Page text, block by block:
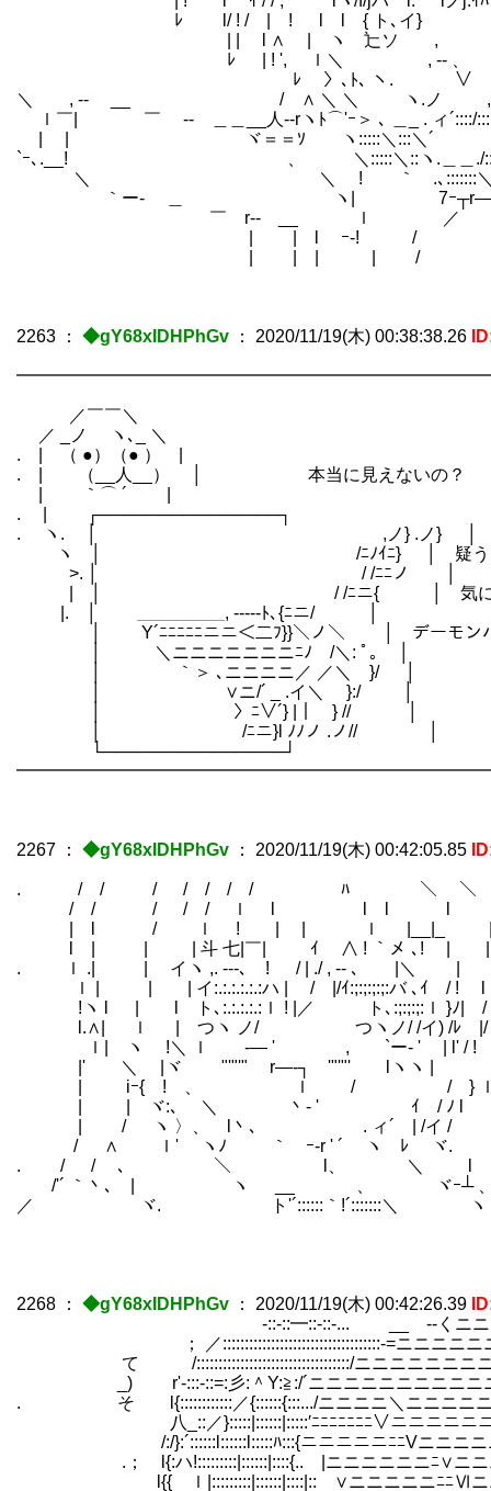
ﾚ l/ ! / | ! l l { ト､イ} ト､イ}
| | l ∧ | ヽ 辷ソ , 辷ソ
ﾚ | ! ', ｌ＼ ゝ , -- 、
ﾚ 〉､ﾄ､ ヽ. ∨ ; /
＼ , -- __ / ∧ ＼ ＼ ヽ.ノ ,∠, - }
ｌ￣| ￣ ‐- ＿＿__人-‐rヽﾄ⌒'ｰ＞ ､ ＿_ . ィ´::::/
| | ヾ＝＝ｿ ヽ:::::＼:::＼´
`ｰ､.__! 、 ＼:::::＼::ヽ.＿＿./
＼ ＼ ! ｀ .､:::::::＼
｀ー- ＿ ヽ| 7ｰ
￣ r‐- __ ｌ ／
| | l ｰ-! /
| | | |
2263 ： ◆gY68xIDHPhGv ： 2020/11/19(木) 00:38:38.26
／￣￣＼
／ _ノ ヽ､_ ＼
. | （ ●）（● ） |
. | （__人__） │ 本当に見えないの？
| ｀⌒ ´ |
. | ┌───────────────┐
. ヽ. │ ,ノ} .ノ} │
ヽ │ /ﾆﾉｲﾆ} │ 疑うなら鏡で
>. │ / /ﾆﾆノ │
| │ / /ﾆニ{ │ 気にならなくなる
|. │ ＿＿＿＿＿, -----ﾄ､{ﾆニ/ │
│ Y´ﾆﾆﾆﾆﾆニニ＜二ﾌ}}＼ノ＼ │ デーモンパワ
│ ＼ニニニニニニニﾆﾉ /＼: ﾟ｡ │
│ ｀＞ ､ニニニニ／ ／＼ }/ │
│ ∨ニ/´ _ .イ＼ }:/ │
│ 〉ﾆ∨´} |｜ } // │
│ /ﾆニ}l ﾉﾉノ .ノ// │
└───────────────┘
2267 ： ◆gY68xIDHPhGv ： 2020/11/19(木) 00:42:05.85
. / / / / / / / ﾊ ＼ ＼
/ / / / / ｌ l l l l ヽ
| l / ｌ ! | | ｌ |__|_
l | | | 斗 七|￣| ｲ ∧ ! ｀メ ､! |
. ｌ .| | イヽ ,. -‐-､ ! / | ./ , ‐- ､ |＼ |
ｌ | | | イ:.:.:.:.:.:ハ | / |/ｲ:;:;:;:;:バ ､ｲ / !
!ヽ l | l ト､:.:.:.:.:ｌ ! |／ ト､:;:;:;:ｌ }ﾉ| /
l.∧| ｌ | つヽ ノ/ つヽノ/ /イ) /ﾚ |/
ｌ| ヽ !＼ ｌ ゝ-― ' , `ー‐ ' | l' / !
|' ＼ ゝ|ヾ "'"'" r―‐┐ '"'"' lヽヽ |
| iｰ{ !ゝ、 ｌ / / } ｌ
| | ヾ:､ ＼ 丶- ' ｲ / ﾉ l
| / ヽ 〉、 l丶､ . ィ´ | /イ /
/ ∧ ｌ' ヽﾉ ｀ ｰ‐r ' ´ ヽ ﾚ ヾ.
. / / ､ ＼ l、 ＼ l .や「わかった
/'´ ｀丶､ | ヽ __ ゝ、 ヾｰ┴
／ ヾ. ト'´::::::｀!´:::::::＼ ヽ ＼ さ、
2268 ： ◆gY68xIDHPhGv ： 2020/11/19(木) 00:42:26.39
-::‐::━::‐::-... __ -‐くニニニニ
； ／::::::::::::::::::::::::::::::::::::-=ニニニニニニ
て /:::::::::::::::::::::::::::::::::::/ニニニニニニニニ
_) r'-:::-::=:彡:＾Y:≧:/´ニニニニニニニニニニニﾆ
. そ l{::::::::::::／{::::::{:::.../ニニニニ＼ニニニニニ
八_::／}:::::|::::::|:::::′ﾆﾆﾆﾆﾆﾆﾆ∨ニニニニニニ
/:/}:´::::::l::::::l:::::ﾊ:::{ニニニニニﾆﾆVニニニ
.； l{:ハ!:::::::::|::::::|::::{.. |ニニニニニニﾆ∨ニニ
l{{ ｌ|:::::::::|::::::|::::|:: ∨ニニニニニﾆﾆⅥニニ